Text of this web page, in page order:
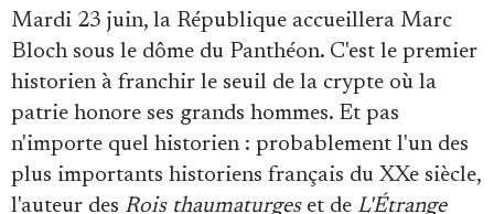
Se connecter
Mardi 23 juin, la République accueillera Marc
Bloch sous le dôme du Panthéon. C'est le premier
historien à franchir le seuil de la crypte où la
patrie honore ses grands hommes. Et pas
n'importe quel historien : probablement l'un des
plus importants historiens français du XXe siècle,
l'auteur des Rois thaumaturgeset de L'Étrange